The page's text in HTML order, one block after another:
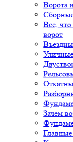
Ворота
Все, что
ворот
Зачем
Главные